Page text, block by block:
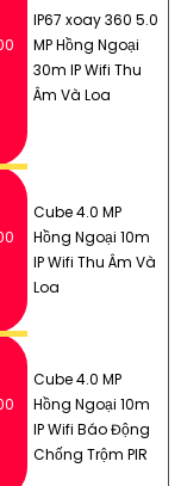
IP67 xoay 360 5.0
MP Hồng Ngoại
30m IP Wifi Thu
Âm Và Loa
Cube 4.0 MP
Hồng Ngoại 10m
IP Wifi Thu Âm Và
Loa
Cube 4.0 MP
Hồng Ngoại 10m
IP Wifi Báo Động
Chống Trộm PIR